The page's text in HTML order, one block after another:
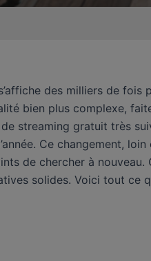
des milliers de
bien plus complexe,
streaming gratuit très
Ce changement,
de chercher à
solides. Voici tout ce